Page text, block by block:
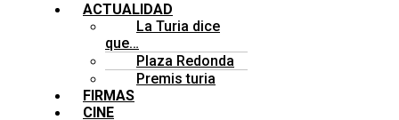
ACTUALIDAD
La Turia dice
que…
Plaza Redonda
Premis turia
FIRMAS
CINE